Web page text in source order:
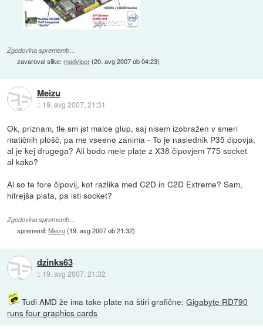
Zgodovina sprememb…
zavaroval slike:madviper(20. avg 2007 ob 04:23)
Meizu
:: 19. avg 2007, 21:31
Ok, priznam, tle sm jst malce glup, saj nisem izobražen v smeri
matičnih plošč, pa me vseeno zanima - To je naslednik P35 ćipovja,
al je kej drugega? Ali bodo mele plate z X38 čipovjem 775 socket
al kako?
Al so te fore čipovij, kot razlika med C2D in C2D Extreme? Sam,
hitrejša plata, pa isti socket?
Zgodovina sprememb…
spremenil:Meizu(19. avg 2007 ob 21:32)
dzinks63
:: 19. avg 2007, 21:32
Tudi AMD že ima take plate na štiri grafične:Gigabyte RD790
runs four graphics cards